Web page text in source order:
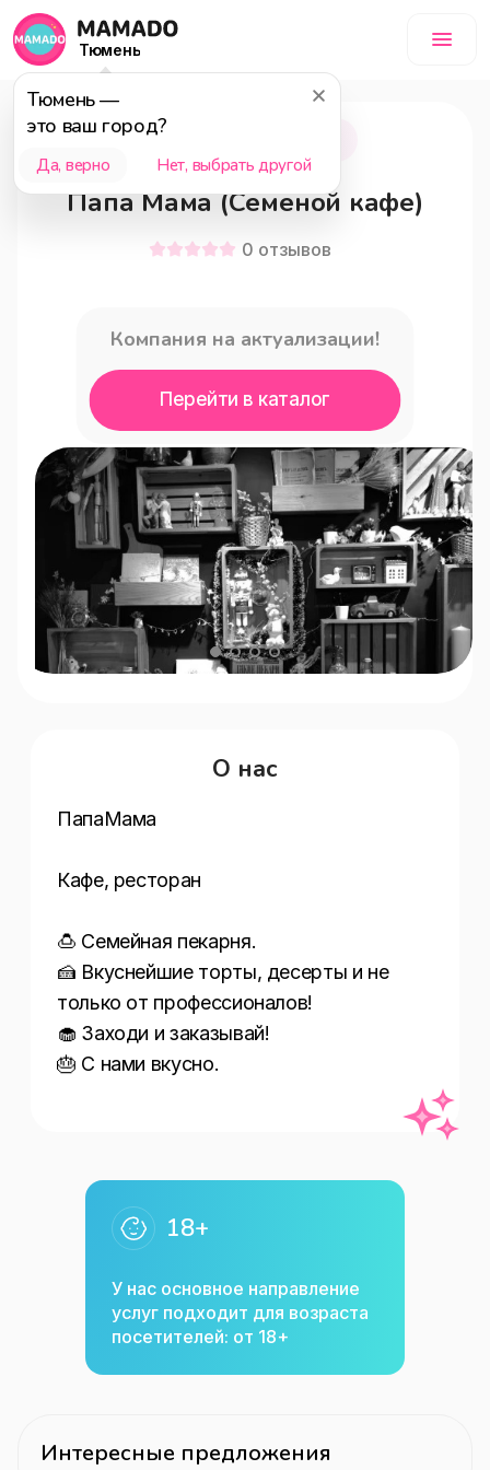
Тюмень
Тюмень—
это ваш город?
Да, верно Нет, выбрать другой
Тюмень
Папа Мама (Семеной кафе)
0 отзывов
Компания на актуализации!
Перейти в каталог
О нас
ПапаМама
Кафе, ресторан
🍮 Семейная пекарня.
🍰 Вкуснейшие торты, десерты и не
только от профессионалов!
🧁 Заходи и заказывай!
🎂 С нами вкусно.
18+
У нас основное направление
услуг подходит для возраста
посетителей: от 18+
Интересные предложения